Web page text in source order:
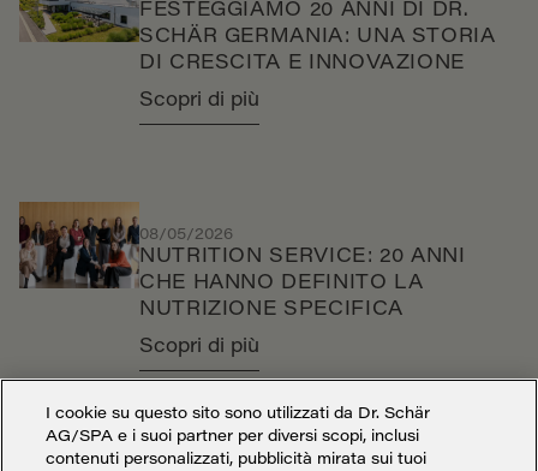
FESTEGGIAMO 20 ANNI DI DR.
SCHÄR GERMANIA: UNA STORIA
DI CRESCITA E INNOVAZIONE
Scopri di più
08/05/2026
NUTRITION SERVICE: 20 ANNI
CHE HANNO DEFINITO LA
NUTRIZIONE SPECIFICA
Scopri di più
I cookie su questo sito sono utilizzati da Dr. Schär
AG/SPA e i suoi partner per diversi scopi, inclusi
contenuti personalizzati, pubblicità mirata sui tuoi